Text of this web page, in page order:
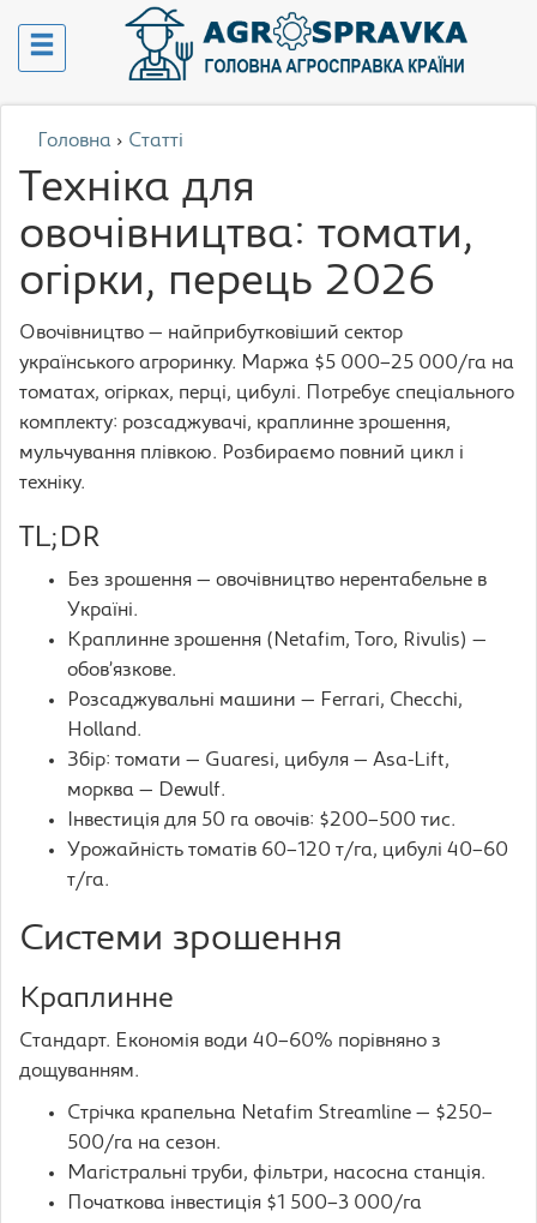
Головна › Статті
Техніка для
овочівництва: томати,
огірки, перець 2026
Овочівництво — найприбутковіший сектор
українського агроринку. Маржа $5 000–25 000/га на
томатах, огірках, перці, цибулі. Потребує спеціального
комплекту: розсаджувачі, краплинне зрошення,
мульчування плівкою. Розбираємо повний цикл і
техніку.
TL;DR
Без зрошення — овочівництво нерентабельне в
Україні.
Краплинне зрошення (Netafim, Toro, Rivulis) —
обов’язкове.
Розсаджувальні машини — Ferrari, Checchi,
Holland.
Збір: томати — Guaresi, цибуля — Asa-Lift,
морква — Dewulf.
Інвестиція для 50 га овочів: $200–500 тис.
Урожайність томатів 60–120 т/га, цибулі 40–60
т/га.
Системи зрошення
Краплинне
Стандарт. Економія води 40–60% порівняно з
дощуванням.
Стрічка крапельна Netafim Streamline — $250–
500/га на сезон.
Магістральні труби, фільтри, насосна станція.
Початкова інвестиція $1 500–3 000/га